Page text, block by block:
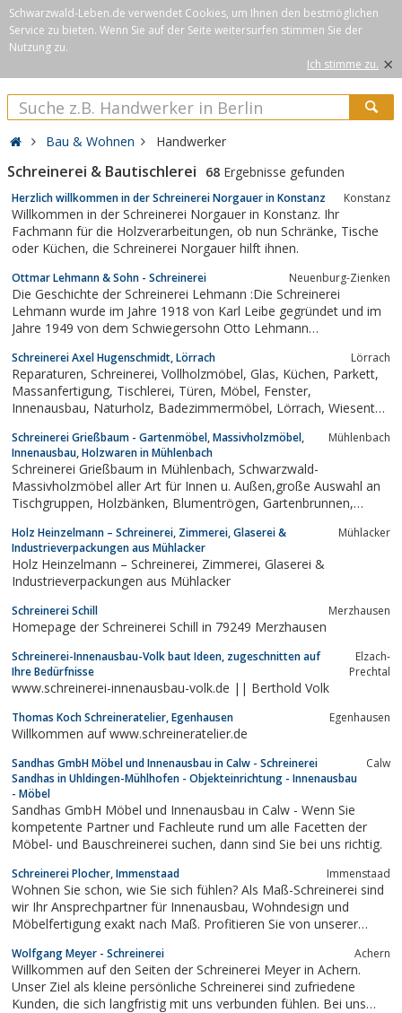
Schwarzwald-Leben.de verwendet Cookies, um Ihnen den bestmöglichen
Service zu bieten. Wenn Sie auf der Seite weitersurfen stimmen Sie der
Nutzung zu.
Ich stimme zu. ×
Bau & Wohnen Handwerker
Schreinerei & Bautischlerei 68 Ergebnisse gefunden
Herzlich willkommen in der Schreinerei Norgauer in Konstanz Konstanz
Willkommen in der Schreinerei Norgauer in Konstanz. Ihr
Fachmann für die Holzverarbeitungen, ob nun Schränke, Tische
oder Küchen, die Schreinerei Norgauer hilft ihnen.
Ottmar Lehmann & Sohn - Schreinerei Neuenburg-Zienken
Die Geschichte der Schreinerei Lehmann :Die Schreinerei
Lehmann wurde im Jahre 1918 von Karl Leibe gegründet und im
Jahre 1949 von dem Schwiegersohn Otto Lehmann
Sohn Ottmar Lehmann die Schreinerei weiter.1968 legte er die
Meisterprüfung ab und führte unter anderen...
Schreinerei Axel Hugenschmidt, Lörrach Lörrach
Reparaturen, Schreinerei, Vollholzmöbel, Glas, Küchen, Parkett,
Massanfertigung, Tischlerei, Türen, Möbel, Fenster,
Innenausbau, Naturholz, Badezimmermöbel, Lörrach, Wiesental,
Schreinerei Grießbaum - Gartenmöbel, Massivholzmöbel,
Innenausbau, Holzwaren in Mühlenbach
Mühlenbach
Schreinerei Grießbaum in Mühlenbach, Schwarzwald-
Massivholzmöbel aller Art für Innen u. Außen,große Auswahl an
Tischgruppen, Holzbänken, Blumentrögen, Gartenbrunnen,
Holz Heinzelmann – Schreinerei, Zimmerei, Glaserei &
Industrieverpackungen aus Mühlacker
Mühlacker
Holz Heinzelmann – Schreinerei, Zimmerei, Glaserei &
Industrieverpackungen aus Mühlacker
Schreinerei Schill Merzhausen
Homepage der Schreinerei Schill in 79249 Merzhausen
Schreinerei-Innenausbau-Volk baut Ideen, zugeschnitten auf
Ihre Bedürfnisse
Elzach-
Prechtal
www.schreinerei-innenausbau-volk.de || Berthold Volk
Thomas Koch Schreineratelier, Egenhausen Egenhausen
Willkommen auf www.schreineratelier.de
Sandhas GmbH Möbel und Innenausbau in Calw - Schreinerei
Sandhas in Uhldingen-Mühlhofen - Objekteinrichtung - Innenausbau
- Möbel
Calw
Sandhas GmbH Möbel und Innenausbau in Calw - Wenn Sie
kompetente Partner und Fachleute rund um alle Facetten der
Möbel- und Bauschreinerei suchen, dann sind Sie bei uns richtig.
Schreinerei Plocher, Immenstaad Immenstaad
Wohnen Sie schon, wie Sie sich fühlen? Als Maß-Schreinerei sind
wir Ihr Ansprechpartner für Innenausbau, Wohndesign und
Möbelfertigung exakt nach Maß. Profitieren Sie von unserer
Wolfgang Meyer - Schreinerei Achern
Willkommen auf den Seiten der Schreinerei Meyer in Achern.
Unser Ziel als kleine persönliche Schreinerei sind zufriedene
Kunden, die sich langfristig mit uns verbunden fühlen. Bei uns